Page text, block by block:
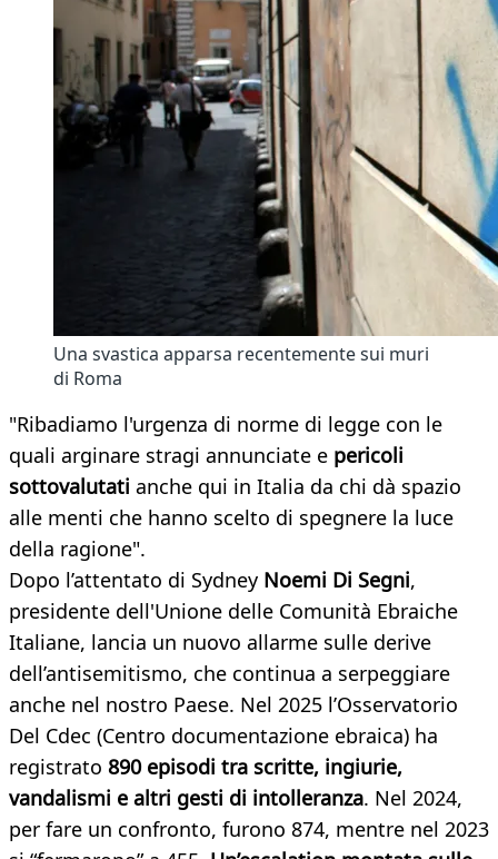
Una svastica apparsa recentemente sui muri
di Roma
"Ribadiamo l'urgenza di norme di legge con le
quali arginare stragi annunciate e pericoli
sottovalutati anche qui in Italia da chi dà spazio
alle menti che hanno scelto di spegnere la luce
della ragione".
Dopo l’attentato di Sydney Noemi Di Segni,
presidente dell'Unione delle Comunità Ebraiche
Italiane, lancia un nuovo allarme sulle derive
dell’antisemitismo, che continua a serpeggiare
anche nel nostro Paese. Nel 2025 l’Osservatorio
Del Cdec (Centro documentazione ebraica) ha
registrato 890 episodi tra scritte, ingiurie,
vandalismi e altri gesti di intolleranza. Nel 2024,
per fare un confronto, furono 874, mentre nel 2023